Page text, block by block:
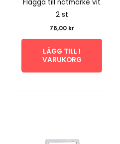
Flagga till nätmärke vit
2 st
76,00 kr
LÄGG TILL I
VARUKORG